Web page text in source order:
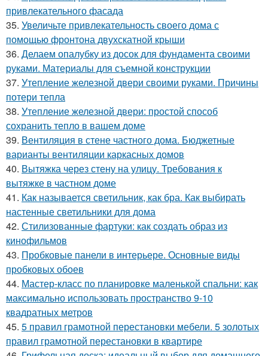
привлекательного фасада
35. Увеличьте привлекательность своего дома с
помощью фронтона двухскатной крыши
36. Делаем опалубку из досок для фундамента своими
руками. Материалы для съемной конструкции
37. Утепление железной двери своими руками. Причины
потери тепла
38. Утепление железной двери: простой способ
сохранить тепло в вашем доме
39. Вентиляция в стене частного дома. Бюджетные
варианты вентиляции каркасных домов
40. Вытяжка через стену на улицу. Требования к
вытяжке в частном доме
41. Как называется светильник, как бра. Как выбирать
настенные светильники для дома
42. Стилизованные фартуки: как создать образ из
кинофильмов
43. Пробковые панели в интерьере. Основные виды
пробковых обоев
44. Мастер-класс по планировке маленькой спальни: как
максимально использовать пространство 9-10
квадратных метров
45. 5 правил грамотной перестановки мебели. 5 золотых
правил грамотной перестановки в квартире